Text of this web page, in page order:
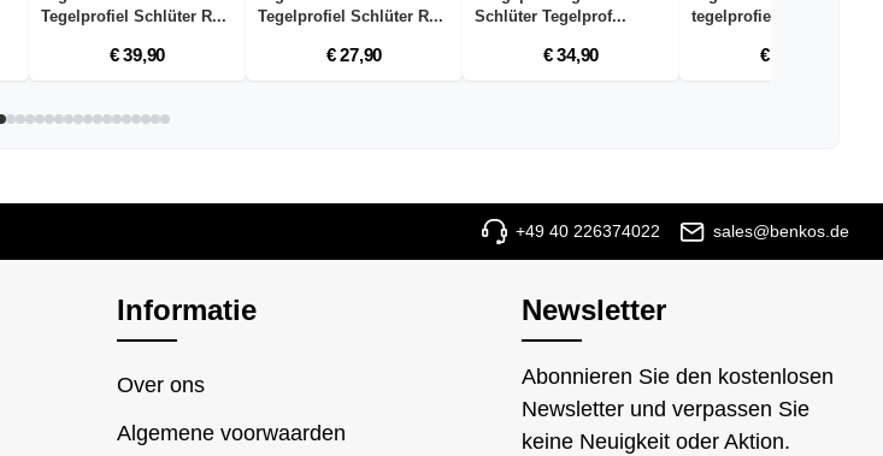
Tegelprofiel Schlüter R...
€ 39,90
Tegelprofiel Schlüter R...
€ 27,90
Schlüter Tegelprof...
€ 34,90
tegelprofiel Schlüter r...
€ 39,90
+49 40 226374022 sales@benkos.de
Newsletter
Abonnieren Sie den kostenlosen
Newsletter und verpassen Sie
keine Neuigkeit oder Aktion.
Informatie
Over ons
Algemene voorwaarden